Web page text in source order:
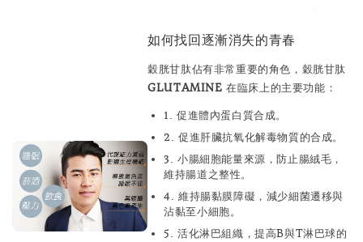
如何找回逐漸消失的青春
穀胱甘肽佔有非常重要的角色，穀胱甘肽
GLUTAMINE 在臨床上的主要功能：
1. 促進體內蛋白質合成。
2. 促進肝臟抗氧化解毒物質的合成。
3. 小腸細胞能量來源，防止腸絨毛，
維持腸道之整性。
4. 維持腸黏膜障礙，減少細菌遷移與
沾黏至小細胞。
5. 活化淋巴組織，提高B與T淋巴球的